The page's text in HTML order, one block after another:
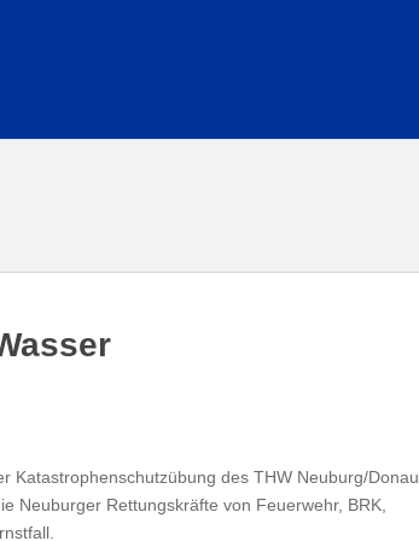
Katastrophenschutzübung des THW Neuburg/Donau
Neuburger Rettungskräfte von Feuerwehr, BRK,